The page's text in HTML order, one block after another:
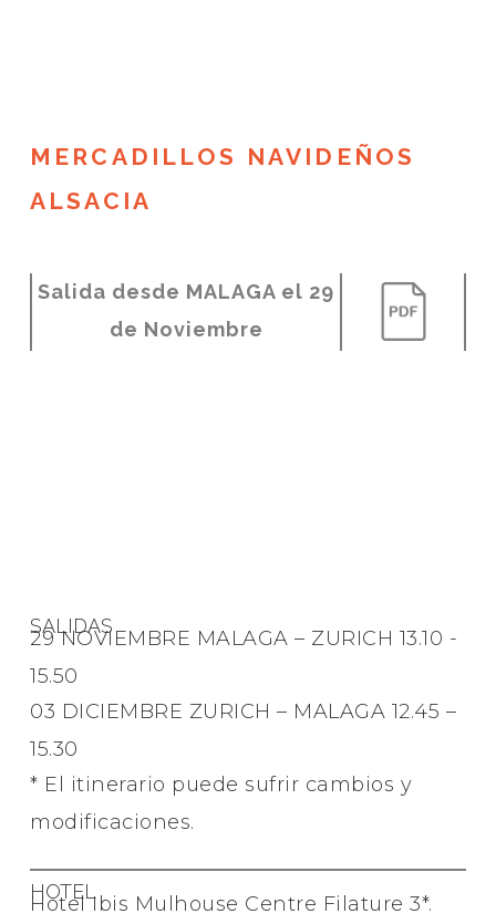
MERCADILLOS NAVIDEÑOS
ALSACIA
Salida desde MALAGA el 29
de Noviembre
SALIDAS
29 NOVIEMBRE MALAGA – ZURICH 13.10 -
15.50
03 DICIEMBRE ZURICH – MALAGA 12.45 –
15.30
* El itinerario puede sufrir cambios y
modificaciones.
HOTEL
Hotel Ibis Mulhouse Centre Filature 3*.